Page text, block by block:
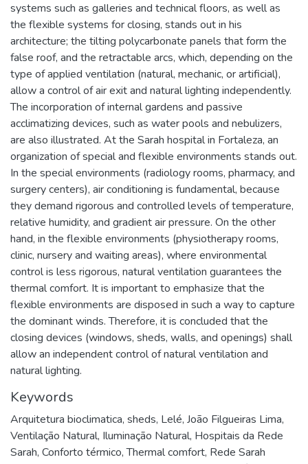
systems such as galleries and technical floors, as well as
the flexible systems for closing, stands out in his
architecture; the tilting polycarbonate panels that form the
false roof, and the retractable arcs, which, depending on the
type of applied ventilation (natural, mechanic, or artificial),
allow a control of air exit and natural lighting independently.
The incorporation of internal gardens and passive
acclimatizing devices, such as water pools and nebulizers,
are also illustrated. At the Sarah hospital in Fortaleza, an
organization of special and flexible environments stands out.
In the special environments (radiology rooms, pharmacy, and
surgery centers), air conditioning is fundamental, because
they demand rigorous and controlled levels of temperature,
relative humidity, and gradient air pressure. On the other
hand, in the flexible environments (physiotherapy rooms,
clinic, nursery and waiting areas), where environmental
control is less rigorous, natural ventilation guarantees the
thermal comfort. It is important to emphasize that the
flexible environments are disposed in such a way to capture
the dominant winds. Therefore, it is concluded that the
closing devices (windows, sheds, walls, and openings) shall
allow an independent control of natural ventilation and
natural lighting.
Keywords
Arquitetura bioclimatica, sheds, Lelé, João Filgueiras Lima,
Ventilação Natural, Iluminação Natural, Hospitais da Rede
Sarah, Conforto térmico,Thermal comfort, Rede Sarah